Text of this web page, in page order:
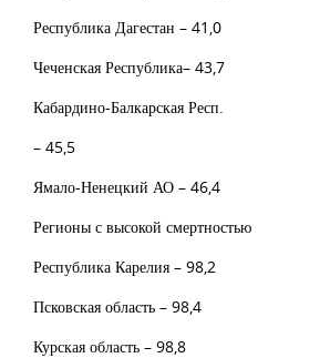
Республика Дагестан – 41,0
Чеченская Республика– 43,7
Кабардино-Балкарская Респ.
– 45,5
Ямало-Ненецкий АО – 46,4
Регионы с высокой смертностью
Республика Карелия – 98,2
Псковская область – 98,4
Курская область – 98,8